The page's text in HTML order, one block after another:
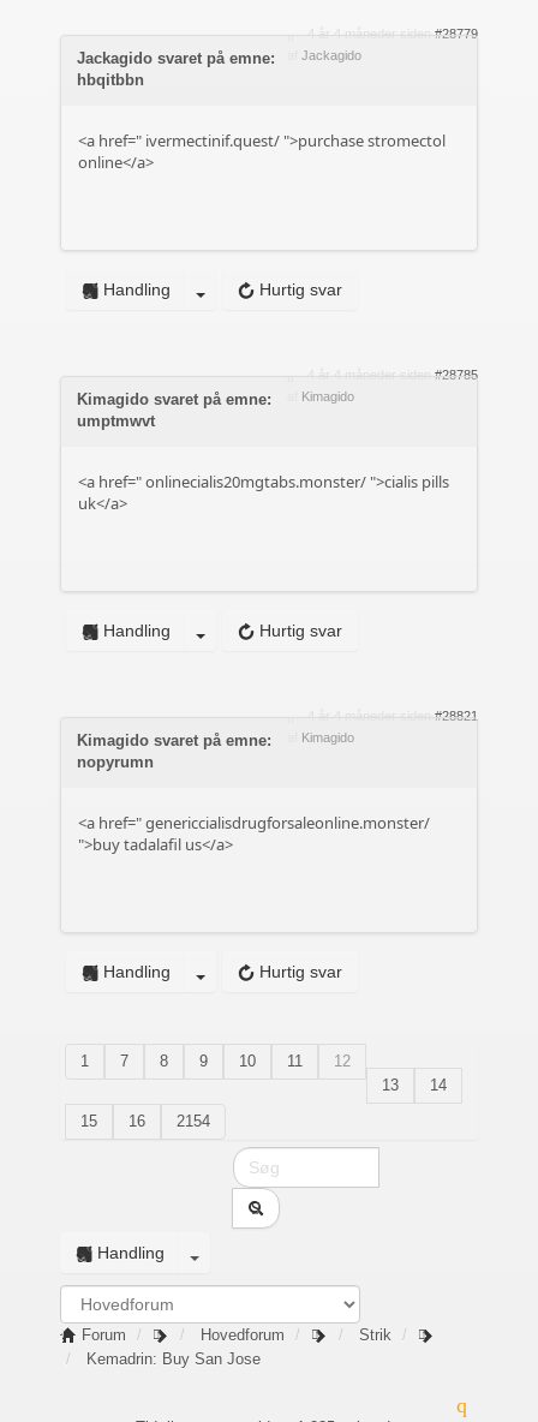
4 år 4 måneder siden #28779
Jackagido
Jackagido svaret på emne:
hbqitbbn
<a href=" ivermectinif.quest/ ">purchase stromectol
online</a>
Hurtig svar
Handling
4 år 4 måneder siden #28785
Kimagido
Kimagido svaret på emne:
umptmwvt
<a href="onlinecialis20mgtabs.monster/ ">cialis pills
uk</a>
Hurtig svar
Handling
4 år 4 måneder siden
#28821
Kimagido
Kimagido svaret på emne:
nopyrumn
<a href="genericcialisdrugforsaleonline.monster/
">buy tadalafil us</a>
Hurtig svar
Handling
1 7 8 9 10 11
12
13
14
15
16 2154
Handling
Forum Hovedforum
Strik
Kemadrin: Buy San Jose